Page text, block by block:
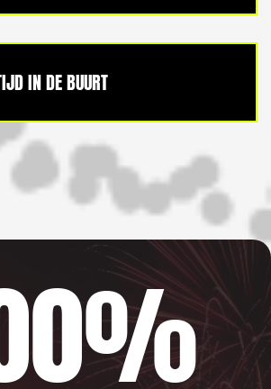
IN DE BUURT